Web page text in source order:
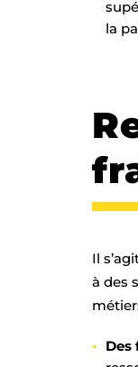
la
Il
à des
Des